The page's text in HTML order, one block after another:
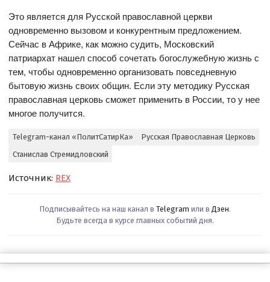
Это является для Русской православной церкви
одновременно вызовом и конкурентным предложением.
Сейчас в Африке, как можно судить, Московский
патриархат нашел способ сочетать богослужебную жизнь с
тем, чтобы одновременно организовать повседневную
бытовую жизнь своих общин. Если эту методику Русская
православная церковь сможет применить в России, то у нее
многое получится.
Telegram-канал «ПолитСатирКа»
Русская Православная Церковь
Станислав Стремидловский
Источник: REX
Подписывайтесь на наш канал в Telegram или в Дзен.
Будьте всегда в курсе главных событий дня.